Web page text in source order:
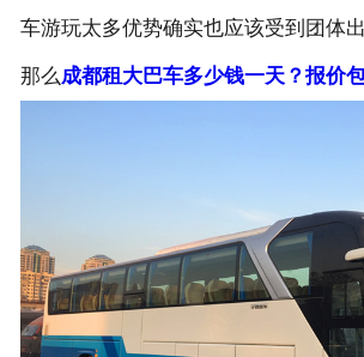
车游玩太多优势确实也应该受到团体
那么成都租大巴车多少钱一天？报价